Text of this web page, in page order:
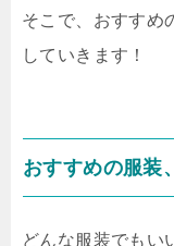
そこで、おすすめ
していきます！
おすすめの服装
どんな服装でもい